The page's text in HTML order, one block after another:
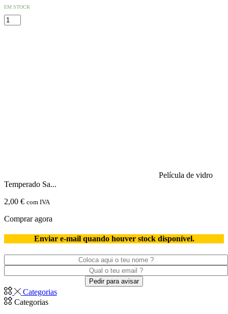
EM STOCK
Quantidade
de
Película de vidro
Temperado Sa...
2,00 € com IVA
Comprar agora
Enviar e-mail quando houver stock disponível.
Categorias
Categorias